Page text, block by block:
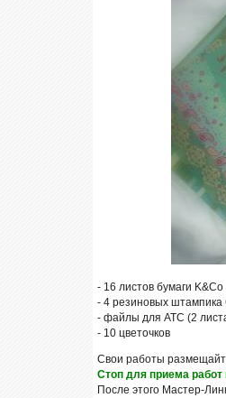
- 16 листов бумаги K&Co
- 4 резиновых штампика
- файлы для АТС (2
- 10 цветочков
Свои работы
Стоп для приема
После этого Мастер-